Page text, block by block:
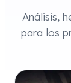
Análisis,
para los